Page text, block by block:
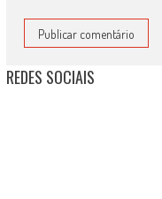
REDES SOCIAIS